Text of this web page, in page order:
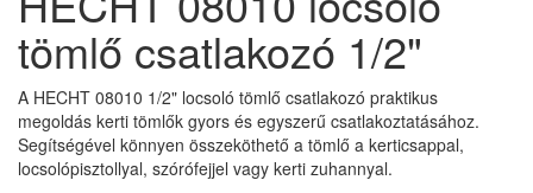
tömlő csatlakozó 1/2"
A HECHT 08010 1/2" locsoló tömlő csatlakozó praktikus
megoldás kerti tömlők gyors és egyszerű csatlakoztatásához.
Segítségével könnyen összeköthető a tömlő a kerticsappal,
locsolópisztollyal, szórófejjel vagy kerti zuhannyal.